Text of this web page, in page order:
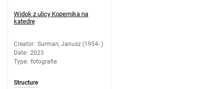
Widok z ulicy Kopernika na
katedrę
Creator: Surman, Janusz (1954- )
Date: 2023
Type: fotografie
Structure